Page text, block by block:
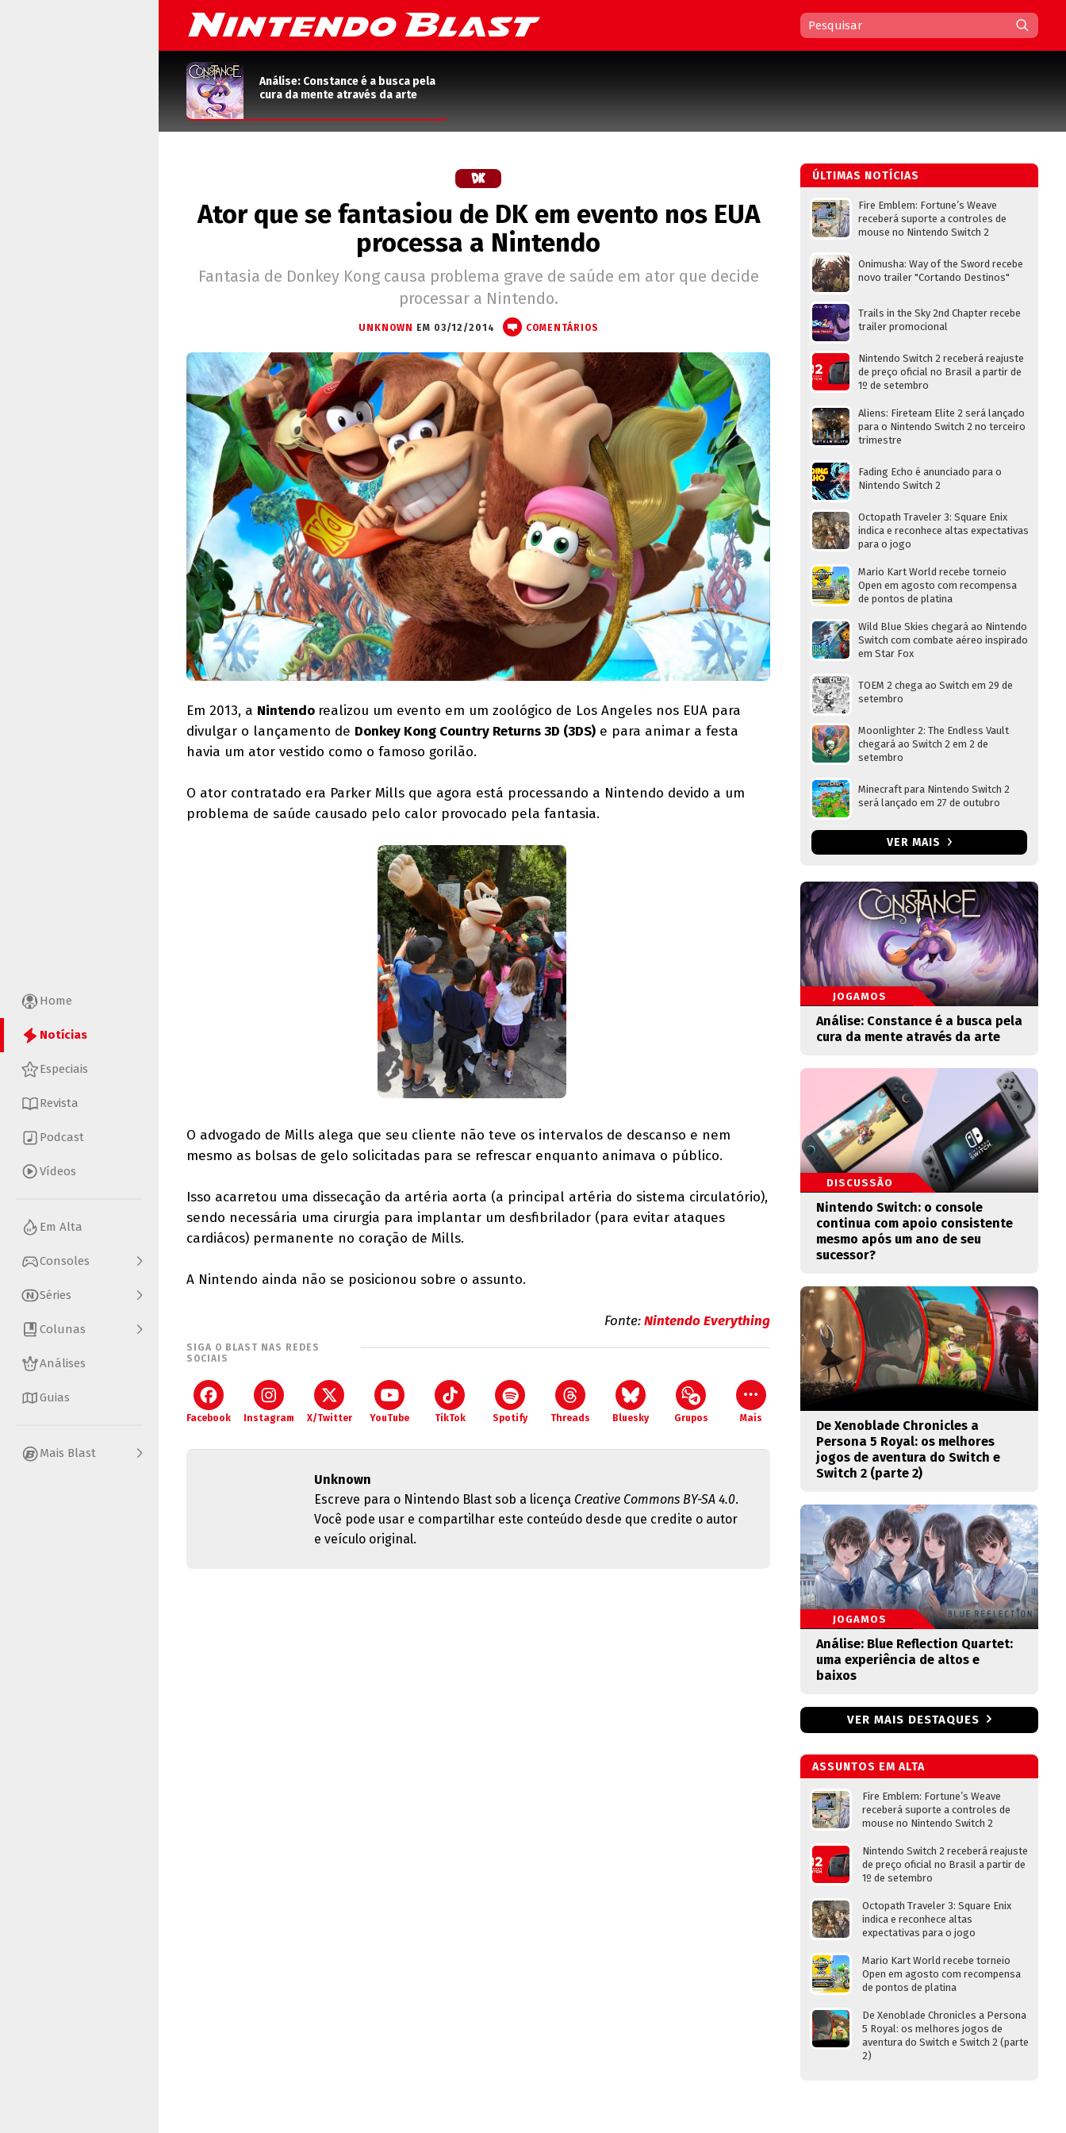
Home
Notícias
Especiais
Revista
Podcast
Vídeos
Em Alta
Consoles
Séries
Colunas
Análises
Guias
Mais Blast
Análise: Constance é a busca pela
cura da mente através da arte
Ator que se fantasiou de DK em evento nos EUA
processa a Nintendo
Fantasia de Donkey Kong causa problema grave de saúde em ator que decide
processar a Nintendo.
UNKNOWN EM 03/12/2014 COMENTÁRIOS
Em 2013, a Nintendo realizou um evento em um zoológico de Los Angeles nos EUA para
divulgar o lançamento de Donkey Kong Country Returns 3D (3DS) e para animar a festa
havia um ator vestido como o famoso gorilão.
O ator contratado era Parker Mills que agora está processando a Nintendo devido a um
problema de saúde causado pelo calor provocado pela fantasia.
O advogado de Mills alega que seu cliente não teve os intervalos de descanso e nem
mesmo as bolsas de gelo solicitadas para se refrescar enquanto animava o público.
Isso acarretou uma dissecação da artéria aorta (a principal artéria do sistema circulatório),
sendo necessária uma cirurgia para implantar um desfibrilador (para evitar ataques
cardiácos) permanente no coração de Mills.
A Nintendo ainda não se posicionou sobre o assunto.
Fonte:Nintendo Everything
SIGA O BLAST NAS REDES
SOCIAIS
Facebook Instagram X/Twitter YouTube TikTok Spotify Threads Bluesky Grupos Mais
Unknown
Escreve para o Nintendo Blast sob a licença Creative Commons BY-SA 4.0.
Você pode usar e compartilhar este conteúdo desde que credite o autor
e veículo original.
ÚLTIMAS NOTÍCIAS
Fire Emblem: Fortune’s Weave
receberá suporte a controles de
mouse no Nintendo Switch 2
Onimusha: Way of the Sword recebe
novo trailer "Cortando Destinos"
Trails in the Sky 2nd Chapter recebe
trailer promocional
Nintendo Switch 2 receberá reajuste
de preço oficial no Brasil a partir de
1º de setembro
Aliens: Fireteam Elite 2 será lançado
para o Nintendo Switch 2 no terceiro
trimestre
Fading Echo é anunciado para o
Nintendo Switch 2
Octopath Traveler 3: Square Enix
indica e reconhece altas expectativas
para o jogo
Mario Kart World recebe torneio
Open em agosto com recompensa
de pontos de platina
Wild Blue Skies chegará ao Nintendo
Switch com combate aéreo inspirado
em Star Fox
TOEM 2 chega ao Switch em 29 de
setembro
Moonlighter 2: The Endless Vault
chegará ao Switch 2 em 2 de
setembro
Minecraft para Nintendo Switch 2
será lançado em 27 de outubro
VER MAIS
JOGAMOS
Análise: Constance é a busca pela
cura da mente através da arte
DISCUSSÃO
Nintendo Switch: o console
continua com apoio consistente
mesmo após um ano de seu
sucessor?
De Xenoblade Chronicles a
Persona 5 Royal: os melhores
jogos de aventura do Switch e
Switch 2 (parte 2)
JOGAMOS
Análise: Blue Reflection Quartet:
uma experiência de altos e
baixos
VER MAIS DESTAQUES
ASSUNTOS EM ALTA
Fire Emblem: Fortune’s Weave
receberá suporte a controles de
mouse no Nintendo Switch 2
Nintendo Switch 2 receberá reajuste
de preço oficial no Brasil a partir de
1º de setembro
Octopath Traveler 3: Square Enix
indica e reconhece altas
expectativas para o jogo
Mario Kart World recebe torneio
Open em agosto com recompensa
de pontos de platina
De Xenoblade Chronicles a Persona
5 Royal: os melhores jogos de
aventura do Switch e Switch 2 (parte
2)